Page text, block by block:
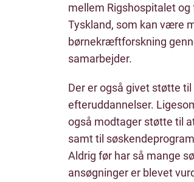
mellem Rigshospitalet
Tyskland, som kan være
børnekræftforskning
samarbejder.
Der er også givet støtte
efteruddannelser.
også modtager støtte til
samt til
Aldrig før har så mange
ansøgninger er blevet